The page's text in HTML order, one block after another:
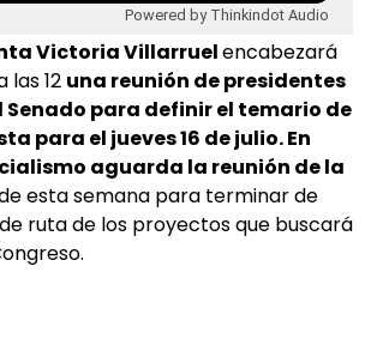
Powered by Thinkindot Audio
Victoria Villarruelencabezará
las 12 una reunión de presidentes
Senado para definir el temario de
para el jueves 16 de julio. En
aguarda la reunión de la
esta semana para terminar de
ruta de los proyectos que buscará